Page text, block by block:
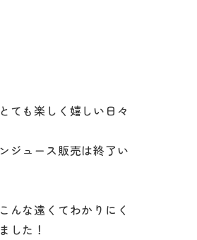
ても楽しく嬉しい日々
ジュース販売は終了い
んな遠くてわかりにく
した！